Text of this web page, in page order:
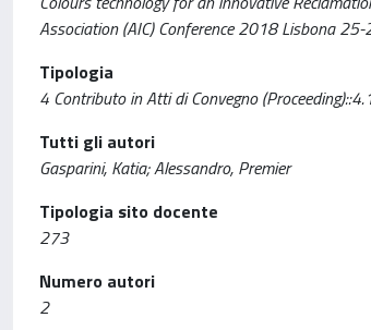
Association (AIC) Conference 2018 Lisbona
Tipologia
4 Contributo in Atti di Convegno
Tutti gli autori
Gasparini, Katia; Alessandro, Premier
Tipologia sito docente
273
Numero autori
2